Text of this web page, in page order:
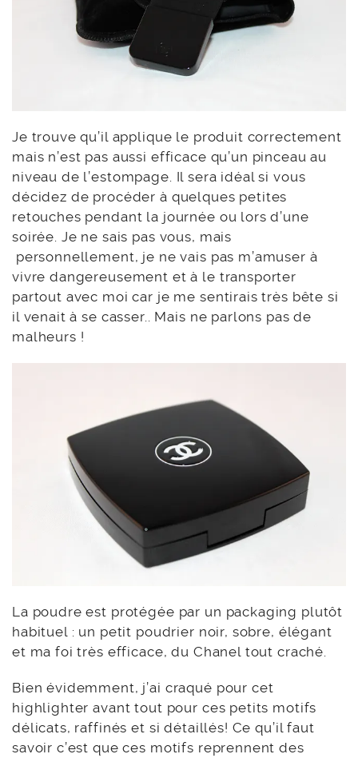
Je trouve qu’il applique le produit correctement
mais n’est pas aussi efficace qu’un pinceau au
niveau de l’estompage. Il sera idéal si vous
décidez de procéder à quelques petites
retouches pendant la journée ou lors d’une
soirée. Je ne sais pas vous, mais
personnellement, je ne vais pas m’amuser à
vivre dangereusement et à le transporter
partout avec moi car je me sentirais très bête si
il venait à se casser.. Mais ne parlons pas de
malheurs !
La poudre est protégée par un packaging plutôt
habituel : un petit poudrier noir, sobre, élégant
et ma foi très efficace, du Chanel tout craché.
Bien évidemment, j’ai craqué pour cet
highlighter avant tout pour ces petits motifs
délicats, raffinés et si détaillés! Ce qu’il faut
savoir c’est que ces motifs reprennent des